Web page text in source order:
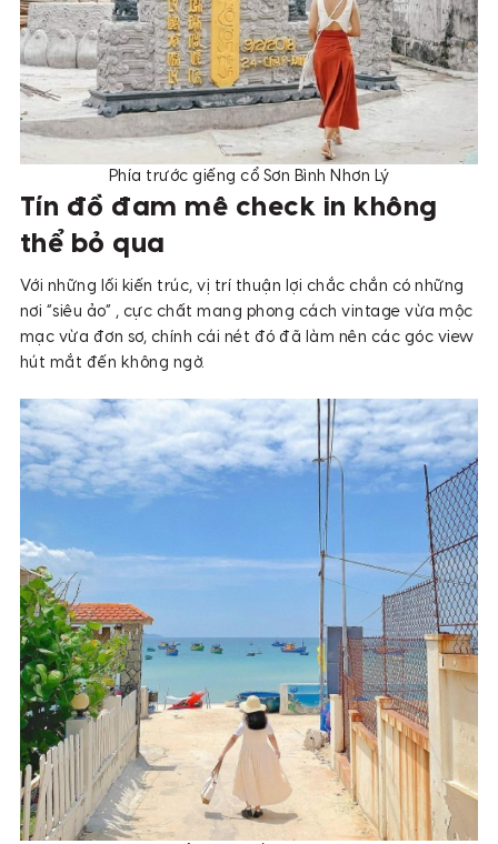
Phía trước giếng cổ Sơn Bình Nhơn Lý
Tín đồ đam mê check in không
thể bỏ qua
Với những lối kiến trúc, vị trí thuận lợi chắc chắn có những
nơi “siêu ảo” , cực chất mang phong cách vintage vừa mộc
mạc vừa đơn sơ, chính cái nét đó đã làm nên các góc view
hút mắt đến không ngờ.